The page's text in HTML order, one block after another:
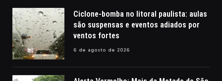
Ciclone-bomba no litoral paulista: aulas
são suspensas e eventos adiados por
ventos fortes
6 de agosto de 2026